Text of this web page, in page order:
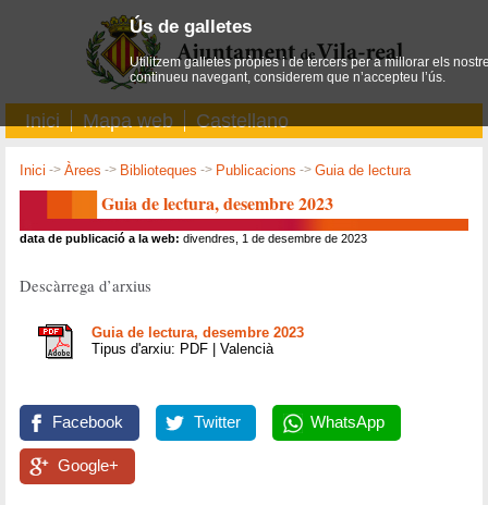
Inici Mapa web Castellano
Inici ->Àrees -> Biblioteques -> Publicacions ->Guia de lectura
Guia de lectura, desembre 2023
data de publicació a la web: divendres, 1 de desembre de 2023
Descàrrega d’arxius
Guia de lectura, desembre 2023
Tipus d'arxiu: PDF | Valencià
Facebook Twitter WhatsApp
Google+
Ús de galletes
Utilitzem galletes pròpies i de tercers per a millorar els
continueu navegant, considerem que n’accepteu l’ús.